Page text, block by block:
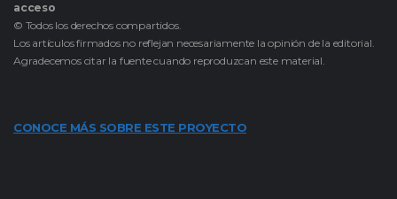
acceso
© Todos los derechos compartidos.
Los artículos firmados no reflejan necesariamente la opinión de la editorial.
Agradecemos citar la fuente cuando reproduzcan este material.
CONOCE MÁS SOBRE ESTE PROYECTO